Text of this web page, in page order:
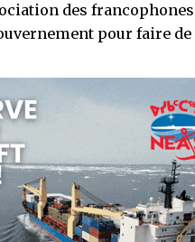
des
pour faire